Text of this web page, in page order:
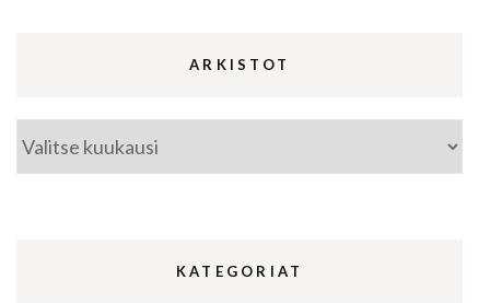
ARKISTOT
Arkistot
KATEGORIAT